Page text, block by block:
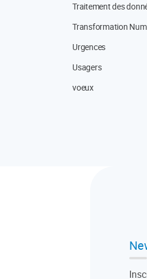
Traitement des
Transformation
Urgences
Usagers
voeux